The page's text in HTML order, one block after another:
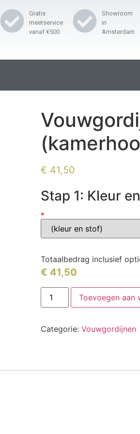
Gratis
meetservice
vanaf €500
Showroom
in
Amsterdam
€ 41,50
Stap 1: Kleur
*
Totaalbedrag inclusief
€ 41,50
Toevoegen aan
Categorie:Vouwgordijnen